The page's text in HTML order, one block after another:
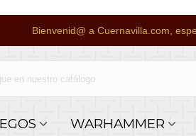
Bienvenid@ a Cuernavilla.com,
WARHAMMER